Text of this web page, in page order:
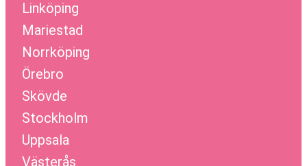
Linköping
Mariestad
Norrköping
Örebro
Skövde
Stockholm
Uppsala
Västerås